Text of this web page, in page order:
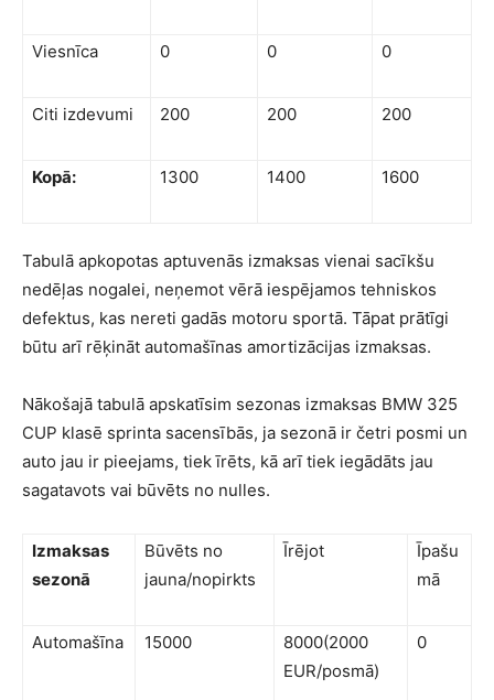
Viesnīca 0 0 0
Citi izdevumi 200 200 200
Kopā: 1300 1400 1600
Tabulā apkopotas aptuvenās izmaksas vienai sacīkšu
nedēļas nogalei, neņemot vērā iespējamos tehniskos
defektus, kas nereti gadās motoru sportā. Tāpat prātīgi
būtu arī rēķināt automašīnas amortizācijas izmaksas.
Nākošajā tabulā apskatīsim sezonas izmaksas BMW 325
CUP klasē sprinta sacensībās, ja sezonā ir četri posmi un
auto jau ir pieejams, tiek īrēts, kā arī tiek iegādāts jau
sagatavots vai būvēts no nulles.
Izmaksas
sezonā
Būvēts no
jauna/nopirkts
Īrējot
Īpašu
mā
Automašīna 15000
8000(2000
EUR/posmā)
0